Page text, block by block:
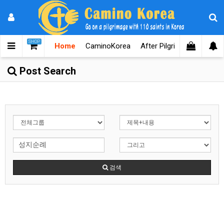
SHOP
Home CaminoKorea After Pilgrimages
Post Search
검색